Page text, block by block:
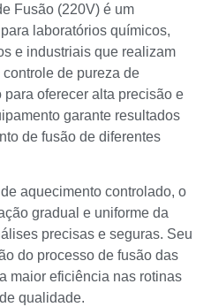
Fusão (220V) é um
laboratórios químicos,
e industriais que realizam
de pureza de
oferecer alta precisão e
garante resultados
de fusão de diferentes
aquecimento controlado, o
gradual e uniforme da
precisas e seguras. Seu
do processo de fusão das
maior eficiência nas rotinas
qualidade.